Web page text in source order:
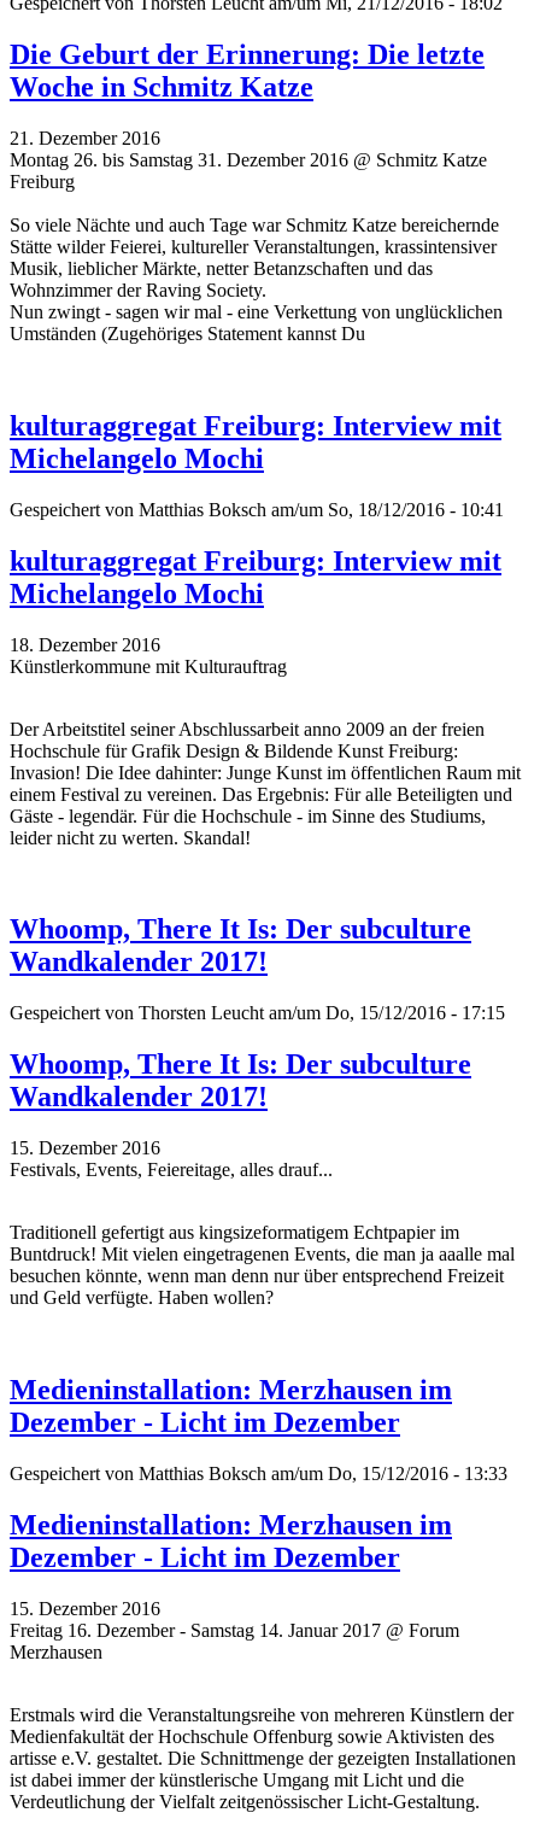
Die Geburt der Erinnerung: Die letzte
Woche in Schmitz Katze
21. Dezember 2016
Montag 26. bis Samstag 31. Dezember 2016 @ Schmitz Katze
Freiburg
So viele Nächte und auch Tage war Schmitz Katze bereichernde
Stätte wilder Feierei, kultureller Veranstaltungen, krassintensiver
Musik, lieblicher Märkte, netter Betanzschaften und das
Wohnzimmer der Raving Society.
Nun zwingt - sagen wir mal - eine Verkettung von unglücklichen
Umständen (Zugehöriges Statement kannst Du
kulturaggregat Freiburg: Interview mit
Michelangelo Mochi
Gespeichert von Matthias Boksch am/um So, 18/12/2016 - 10:41
kulturaggregat Freiburg: Interview mit
Michelangelo Mochi
18. Dezember 2016
Künstlerkommune mit Kulturauftrag
Der Arbeitstitel seiner Abschlussarbeit anno 2009 an der freien
Hochschule für Grafik Design & Bildende Kunst Freiburg:
Invasion! Die Idee dahinter: Junge Kunst im öffentlichen Raum mit
einem Festival zu vereinen. Das Ergebnis: Für alle Beteiligten und
Gäste - legendär. Für die Hochschule - im Sinne des Studiums,
leider nicht zu werten. Skandal!
Whoomp, There It Is: Der subculture
Wandkalender 2017!
Gespeichert von Thorsten Leucht am/um Do, 15/12/2016 - 17:15
Whoomp, There It Is: Der subculture
Wandkalender 2017!
15. Dezember 2016
Festivals, Events, Feiereitage, alles drauf...
Traditionell gefertigt aus kingsizeformatigem Echtpapier im
Buntdruck! Mit vielen eingetragenen Events, die man ja aaalle mal
besuchen könnte, wenn man denn nur über entsprechend Freizeit
und Geld verfügte. Haben wollen?
Medieninstallation: Merzhausen im
Dezember - Licht im Dezember
Gespeichert von Matthias Boksch am/um Do, 15/12/2016 - 13:33
Medieninstallation: Merzhausen im
Dezember - Licht im Dezember
15. Dezember 2016
Freitag 16. Dezember - Samstag 14. Januar 2017 @ Forum
Merzhausen
Erstmals wird die Veranstaltungsreihe von mehreren Künstlern der
Medienfakultät der Hochschule Offenburg sowie Aktivisten des
artisse e.V. gestaltet. Die Schnittmenge der gezeigten Installationen
ist dabei immer der künstlerische Umgang mit Licht und die
Verdeutlichung der Vielfalt zeitgenössischer Licht-Gestaltung.